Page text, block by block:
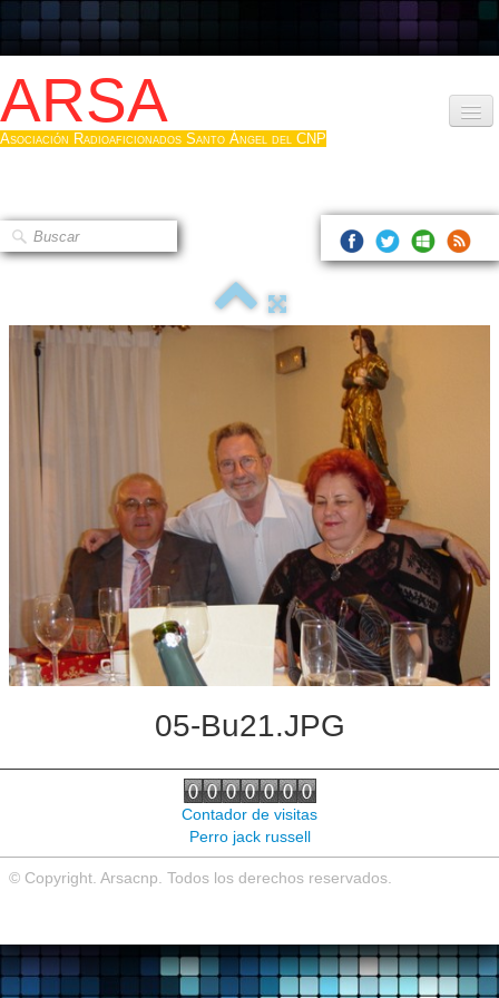
ARSA
Asociación Radioaficionados Santo Ángel del CNP
Que es la ARSA
Hacerse socio
Fotos
Sistemas Digitales
Noticias de interés
Contacto
05-Bu21.JPG
Contador de visitas
Perro jack russell
© Copyright. Arsacnp. Todos los derechos reservados.